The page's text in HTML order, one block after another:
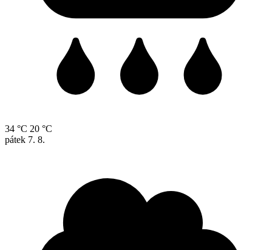
34 °C 20 °C
pátek 7. 8.